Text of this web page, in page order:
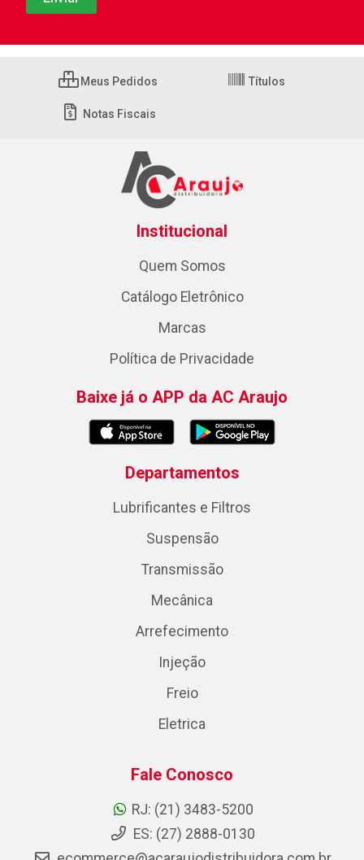
Meus Pedidos Títulos
Notas Fiscais
Institucional
Quem Somos
Catálogo Eletrônico
Marcas
Política de Privacidade
Baixe já o APP da AC Araujo
Departamentos
Lubrificantes e Filtros
Suspensão
Transmissão
Mecânica
Arrefecimento
Injeção
Freio
Eletrica
Fale Conosco
RJ: (21) 3483-5200
ES: (27) 2888-0130